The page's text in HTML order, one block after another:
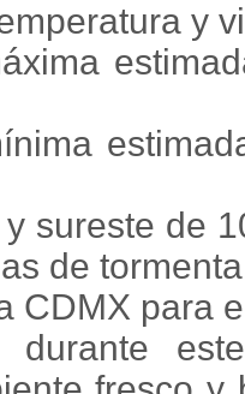
y
sureste de
de
CDMX para
durante